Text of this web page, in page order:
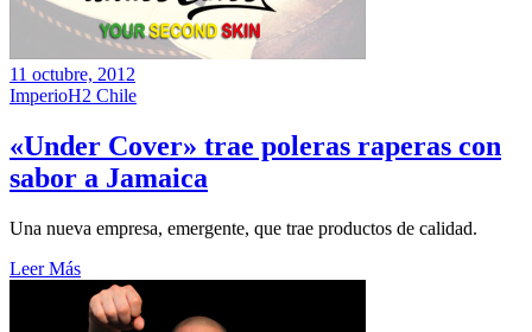
11 octubre, 2012
ImperioH2 Chile
«Under Cover» trae poleras raperas con
sabor a Jamaica
Una nueva empresa, emergente, que trae productos de calidad.
Leer Más